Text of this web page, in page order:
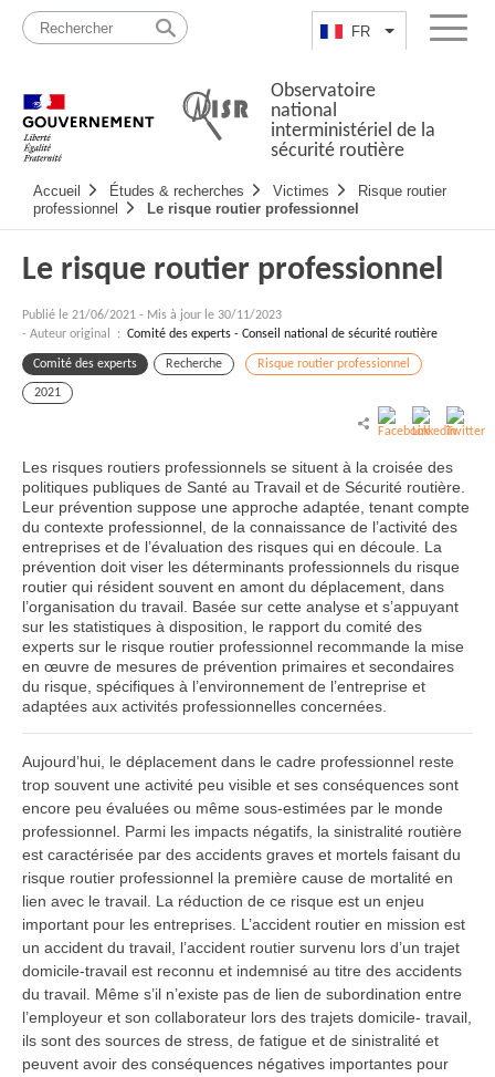
Passer
contenu
FR Lister lesMenu
Observatoire
national
interministériel de la
sécurité routière
principale
Accueil Études & recherches Victimes
Risque routier
professionnel
Le risque routier professionnel
Le risque routier professionnel
Publié le 21/06/2021 - Mis à jour le 30/11/2023
- Auteur original : Comité des experts - Conseil national de sécurité routière
Comité des experts Recherche Risque routier professionnel
2021
Les risques routiers professionnels se situent à la croisée des
politiques publiques de Santé au Travail et de Sécurité routière.
Leur prévention suppose une approche adaptée, tenant compte
du contexte professionnel, de la connaissance de l’activité des
entreprises et de l’évaluation des risques qui en découle. La
prévention doit viser les déterminants professionnels du risque
routier qui résident souvent en amont du déplacement, dans
l’organisation du travail. Basée sur cette analyse et s’appuyant
sur les statistiques à disposition, le rapport du comité des
experts sur le risque routier professionnel recommande la mise
en œuvre de mesures de prévention primaires et secondaires
du risque, spécifiques à l’environnement de l’entreprise et
adaptées aux activités professionnelles concernées.
Aujourd’hui, le déplacement dans le cadre professionnel reste
trop souvent une activité peu visible et ses conséquences sont
encore peu évaluées ou même sous-estimées par le monde
professionnel. Parmi les impacts négatifs, la sinistralité routière
est caractérisée par des accidents graves et mortels faisant du
risque routier professionnel la première cause de mortalité en
lien avec le travail. La réduction de ce risque est un enjeu
important pour les entreprises. L’accident routier en mission est
un accident du travail, l’accident routier survenu lors d’un trajet
domicile-travail est reconnu et indemnisé au titre des accidents
du travail. Même s’il n’existe pas de lien de subordination entre
l’employeur et son collaborateur lors des trajets domicile- travail,
ils sont des sources de stress, de fatigue et de sinistralité et
peuvent avoir des conséquences négatives importantes pour